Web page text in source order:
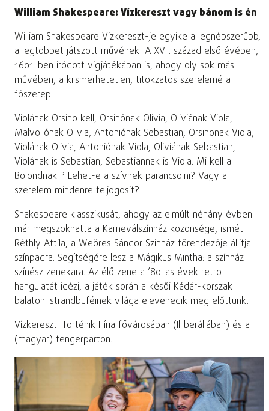
William Shakespeare: Vízkereszt vagy bánom is én
William Shakespeare Vízkereszt-je egyike a legnépszerűbb,
a legtöbbet játszott művének. A XVII. század első évében,
1601-ben íródott vígjátékában is, ahogy oly sok más
művében, a kiismerhetetlen, titokzatos szerelemé a
főszerep.
Violának Orsino kell, Orsinónak Olivia, Oliviának Viola,
Malvoliónak Olivia, Antoniónak Sebastian, Orsinonak Viola,
Violának Olivia, Antoniónak Viola, Oliviának Sebastian,
Violának is Sebastian, Sebastiannak is Viola. Mi kell a
Bolondnak ? Lehet-e a szívnek parancsolni? Vagy a
szerelem mindenre feljogosít?
Shakespeare klasszikusát, ahogy az elmúlt néhány évben
már megszokhatta a Karneválszínház közönsége, ismét
Réthly Attila, a Weöres Sándor Színház főrendezője állítja
színpadra. Segítségére lesz a Mágikus Mintha: a színház
színész zenekara. Az élő zene a ’80-as évek retro
hangulatát idézi, a játék során a késői Kádár-korszak
balatoni strandbüféinek világa elevenedik meg előttünk.
Vízkereszt: Történik Illíria fővárosában (Illiberáliában) és a
(magyar) tengerparton.